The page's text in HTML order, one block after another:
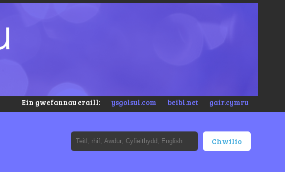
Ein gwefannau eraill: ysgolsul.com beibl.net gair.cymru